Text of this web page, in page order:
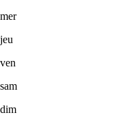
mer
jeu
ven
sam
dim